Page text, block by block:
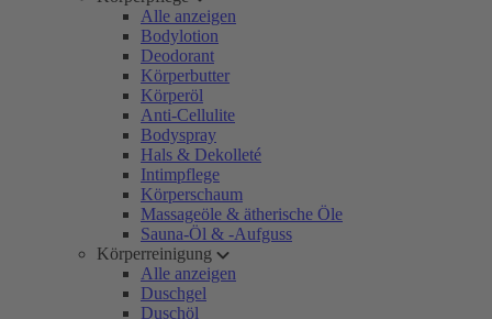
Alle anzeigen
Bodylotion
Deodorant
Körperbutter
Körperöl
Anti-Cellulite
Bodyspray
Hals & Dekolleté
Intimpflege
Körperschaum
Massageöle & ätherische Öle
Sauna-Öl & -Aufguss
Körperreinigung
Alle anzeigen
Duschgel
Duschöl